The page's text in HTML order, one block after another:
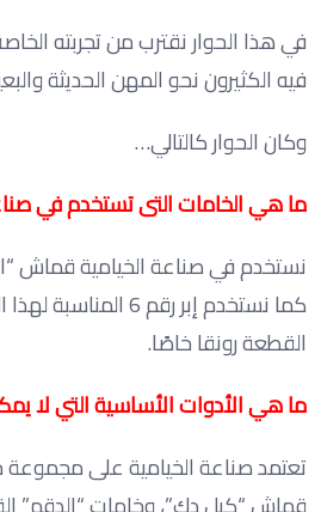
في هذا الحوار نقترب من تجربته
فيه الكثيرون نحو المهن الحديثة
وكان الحوار كالتالي…
ما هي الخامات التى تستخدم في
نستخدم في صناعة الخيامية قماش
كما نستخدم إبر
القطعة رونقا خاصًا.
ما هي الأدوات الأساسية التي لا
تعتمد صناعة الخيامية على مجموعة